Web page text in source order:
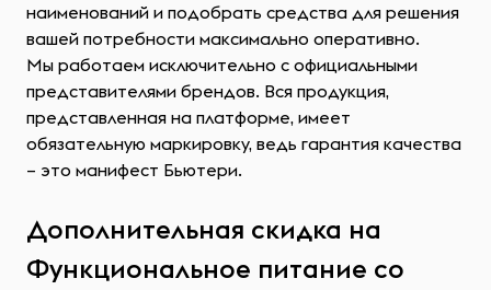
наименований и подобрать средства для решения
вашей потребности максимально оперативно.
Мы работаем исключительно с официальными
представителями брендов. Вся продукция,
представленная на платформе, имеет
обязательную маркировку, ведь гарантия качества
– это манифест Бьютери.
Дополнительная скидка на
Функциональное питание со